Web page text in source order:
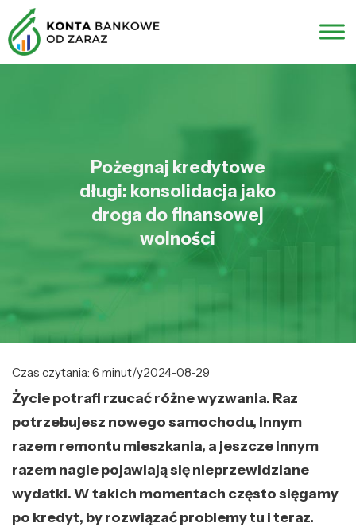
Pożegnaj kredytowe
długi: konsolidacja jako
droga do finansowej
wolności
Czas czytania: 6 minut/y2024-08-29
Życie potrafi rzucać różne wyzwania. Raz
potrzebujesz nowego samochodu, innym
razem remontu mieszkania, a jeszcze innym
razem nagle pojawiają się nieprzewidziane
wydatki. W takich momentach często sięgamy
po kredyt, by rozwiązać problemy tu i teraz.